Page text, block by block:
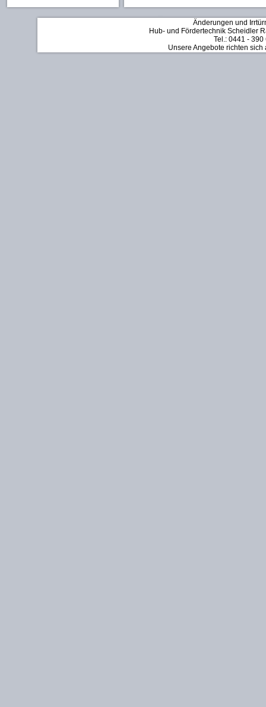
Änderungen und
Hub- und Fördertechnik Scheidler
Tel.: 0441 -
Unsere Angebote richten